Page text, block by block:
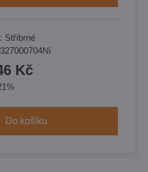
Stříbrné
Kč
Do košíku